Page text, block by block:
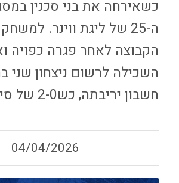
כשאירחה את בני סכנין
ה-25 של ליגת ווינר.
הקבוצה לאחר פגרה כפויה
השכילה לרשום ניצחון שני
חשבון יריבתה, כש2-0 של סימן טוב…
04/04/2026